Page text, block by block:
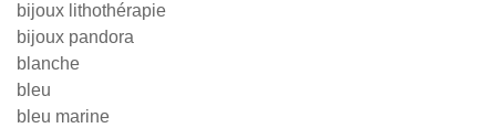
bijoux lithothérapie
bijoux pandora
blanche
bleu
bleu marine